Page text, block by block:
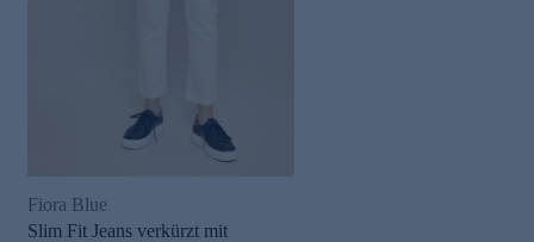
Fiora Blue
Slim Fit Jeans verkürzt mit